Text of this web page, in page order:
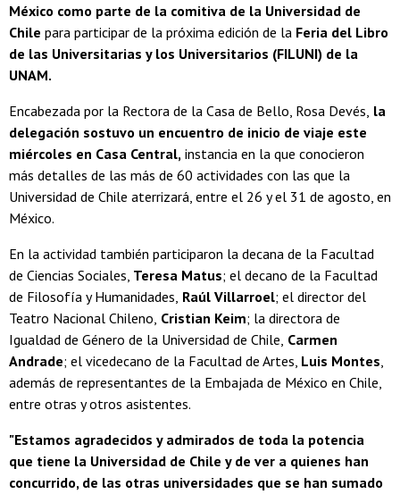
México como parte de la comitiva de la Universidad de
Chile para participar de la próxima edición de la Feria del Libro
de las Universitarias y los Universitarios (FILUNI) de la
UNAM.
Encabezada por la Rectora de la Casa de Bello, Rosa Devés, la
delegación sostuvo un encuentro de inicio de viaje este
miércoles en Casa Central, instancia en la que conocieron
más detalles de las más de 60 actividades con las que la
Universidad de Chile aterrizará, entre el 26 y el 31 de agosto, en
México.
En la actividad también participaron la decana de la Facultad
de Ciencias Sociales, Teresa Matus; el decano de la Facultad
de Filosofía y Humanidades, Raúl Villarroel; el director del
Teatro Nacional Chileno, Cristian Keim; la directora de
Igualdad de Género de la Universidad de Chile, Carmen
Andrade; el vicedecano de la Facultad de Artes, Luis Montes,
además de representantes de la Embajada de México en Chile,
entre otras y otros asistentes.
"Estamos agradecidos y admirados de toda la potencia
que tiene la Universidad de Chile y de ver a quienes han
concurrido, de las otras universidades que se han sumado